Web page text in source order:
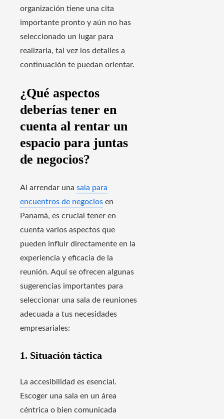
organización tiene una cita
importante pronto y aún no has
seleccionado un lugar para
realizarla, tal vez los detalles a
continuación te puedan orientar.
¿Qué aspectos
deberías tener en
cuenta al rentar un
espacio para juntas
de negocios?
Al arrendar una sala para
encuentros de negocios en
Panamá, es crucial tener en
cuenta varios aspectos que
pueden influir directamente en la
experiencia y eficacia de la
reunión. Aquí se ofrecen algunas
sugerencias importantes para
seleccionar una sala de reuniones
adecuada a tus necesidades
empresariales:
1. Situación táctica
La accesibilidad es esencial.
Escoger una sala en un área
céntrica o bien comunicada